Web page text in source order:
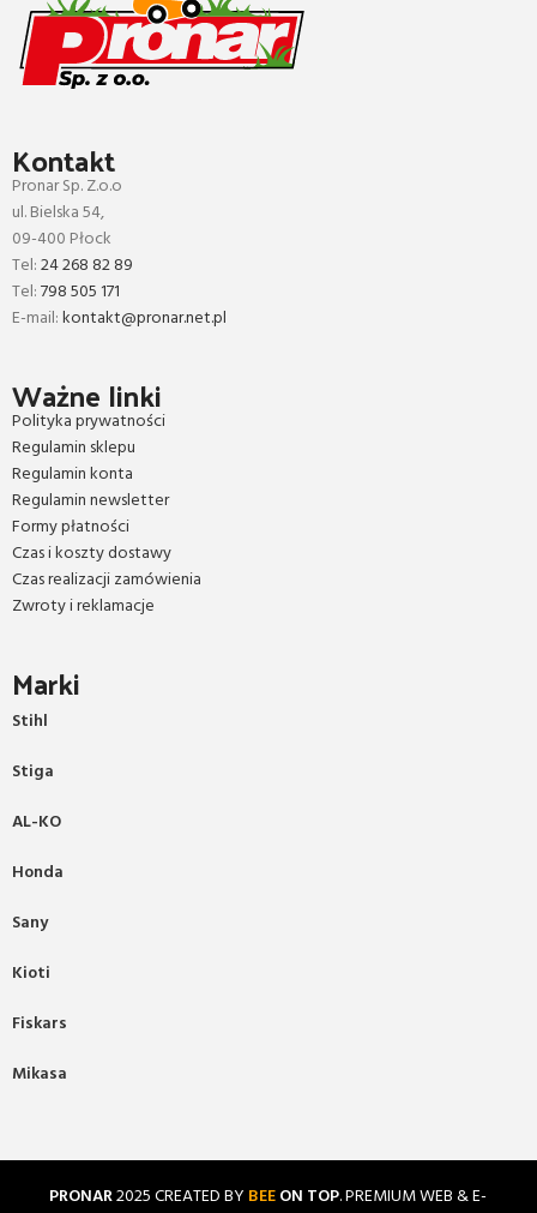
Kontakt
Pronar Sp. Z.o.o
ul. Bielska 54,
09-400 Płock
Tel:24 268 82 89
Tel:798 505 171
E-mail:kontakt@pronar.net.pl
Ważne linki
Polityka prywatności
Regulamin sklepu
Regulamin konta
Regulamin newsletter
Formy płatności
Czas i koszty dostawy
Czas realizacji zamówienia
Zwroty i reklamacje
Marki
Stihl
Stiga
AL-KO
Honda
Sany
Kioti
Fiskars
Mikasa
PRONAR2025 CREATED BY BEEON TOP. PREMIUM WEB & E-